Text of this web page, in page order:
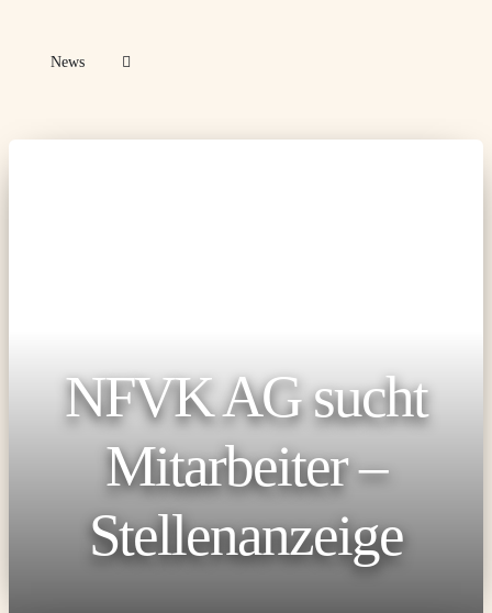
News
NFVK AG sucht
Mitarbeiter –
Stellenanzeige